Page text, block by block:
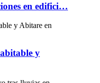
en edifici…
y